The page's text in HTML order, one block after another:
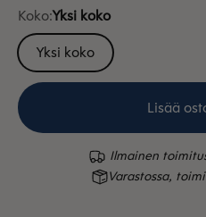
Koko:Yksi koko
Yksi koko
Lisää
Ilmainen
Varastossa,